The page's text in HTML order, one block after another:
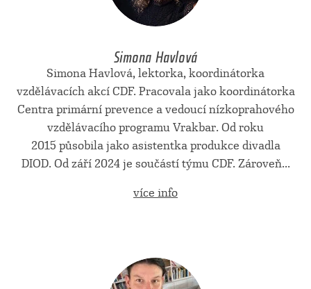
Simona Havlová
Simona Havlová, lektorka, koordinátorka
vzdělávacích akcí CDF. Pracovala jako koordinátorka
Centra primární prevence a vedoucí nízkoprahového
vzdělávacího programu Vrakbar. Od roku
2015 působila jako asistentka produkce divadla
DIOD. Od září 2024 je součástí týmu CDF. Zároveň...
více info